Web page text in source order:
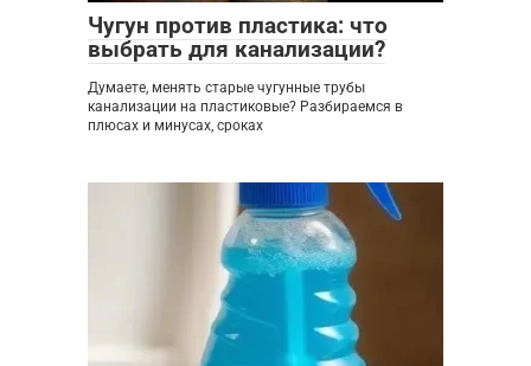
Чугун против пластика: что
выбрать для канализации?
Думаете, менять старые чугунные трубы
канализации на пластиковые? Разбираемся в
плюсах и минусах, сроках